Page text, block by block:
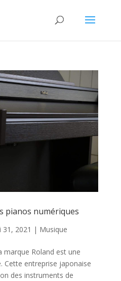
pianos numériques
31, 2021 | Musique
marque Roland est une
Cette entreprise japonaise
des instruments de